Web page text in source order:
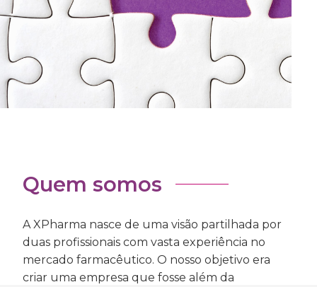
Quem somos
A XPharma nasce de uma visão partilhada por
duas profissionais com vasta experiência no
mercado farmacêutico. O nosso objetivo era
criar uma empresa que fosse além da